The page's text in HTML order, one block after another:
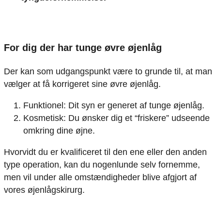
For dig der har tunge øvre øjenlåg
Der kan som udgangspunkt være to grunde til, at man
vælger at få korrigeret sine øvre øjenlåg.
Funktionel: Dit syn er generet af tunge øjenlåg.
Kosmetisk: Du ønsker dig et “friskere” udseende
omkring dine øjne.
Hvorvidt du er kvalificeret til den ene eller den anden
type operation, kan du nogenlunde selv fornemme,
men vil under alle omstændigheder blive afgjort af
vores øjenlågskirurg.